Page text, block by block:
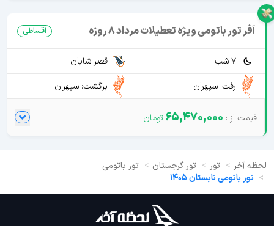
آفر تور باتومی ویژه تعطیلات مرداد 8 روزه اقساطی
7 شب
قصر شایان
رفت: سپهران
برگشت: سپهران
65,470,000
لحظه آخر تور تور گرجستان
تور باتومی
تور باتومی تابستان 1405